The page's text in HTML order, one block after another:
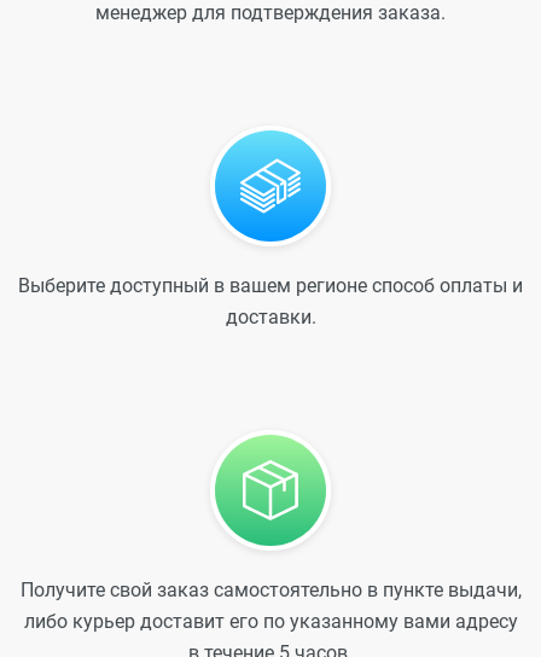
менеджер для подтверждения заказа.
Выберите доступный в вашем регионе способ оплаты и
доставки.
Получите свой заказ самостоятельно в пункте выдачи,
либо курьер доставит его по указанному вами адресу